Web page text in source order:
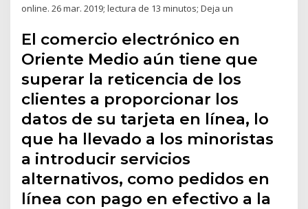
online. 26 mar. 2019; lectura de 13 minutos; Deja un
El comercio electrónico en
Oriente Medio aún tiene que
superar la reticencia de los
clientes a proporcionar los
datos de su tarjeta en línea, lo
que ha llevado a los minoristas
a introducir servicios
alternativos, como pedidos en
línea con pago en efectivo a la